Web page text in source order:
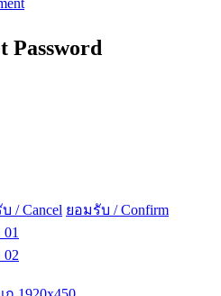
Password
/ Cancel ยอมรับ / Confirm